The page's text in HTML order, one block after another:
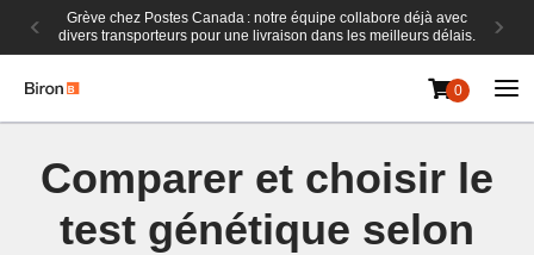
Grève chez Postes Canada : notre équipe collabore déjà avec
divers transporteurs pour une livraison dans les meilleurs délais.
0
contenu
Comparer et choisir le
test génétique selon